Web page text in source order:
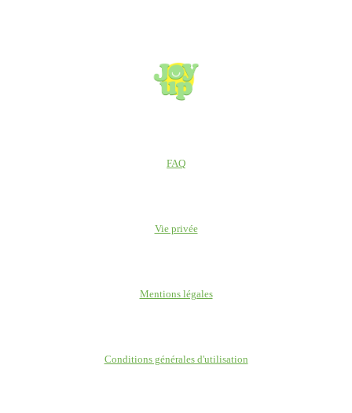
FAQ
Vie privée
Mentions légales
Conditions générales d'utilisation